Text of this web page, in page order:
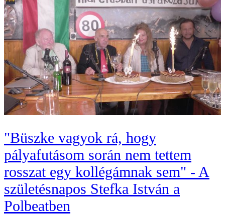
"Büszke vagyok rá, hogy
pályafutásom során nem tettem
rosszat egy kollégámnak sem" - A
születésnapos Stefka István a
Polbeatben